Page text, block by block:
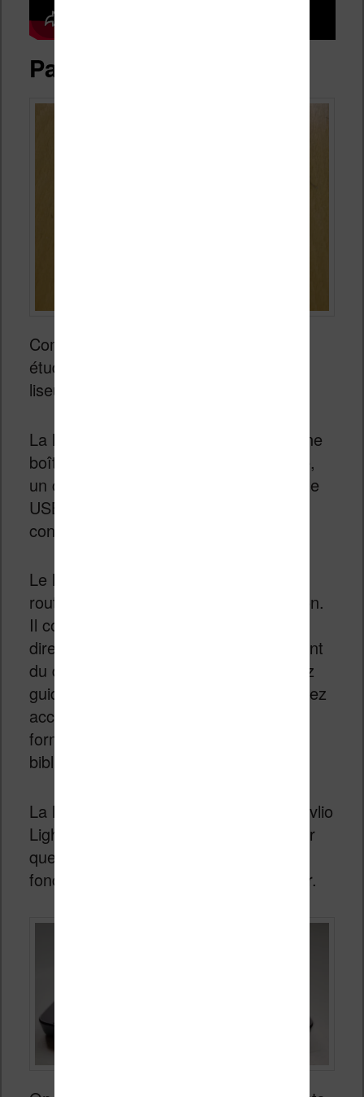
Packaging de la liseuse
Comme d’habitude on commence par
étudier la boîte et le packaging de la
liseuse Vivlio Light HD.
La liseuse arrive bien protégée dans une
boîte en carton qui contient la machine,
un court livret de démarrage et un câble
USB-C pour charger la liseuse et la
connecter à son ordinateur.
Le livret sert uniquement à mettre en
route la liseuse et débuter son utilisation.
Il contient ce qu’il faut pour utiliser
directement la liseuse puisqu’au moment
du démarrage de la liseuse vous serrez
guidés dans sa configuration. Vous aurez
accès à un manuel très complet, sous
forme d’ebook, présent dans la
bibliothèque de votre liseuse.
La liseuse a un design identique à la Vivlio
Light HD et j’ai eu le plaisir de constater
que la housse de protection de celle-ci
fonctionne avec la Vivlio Light HD Color.